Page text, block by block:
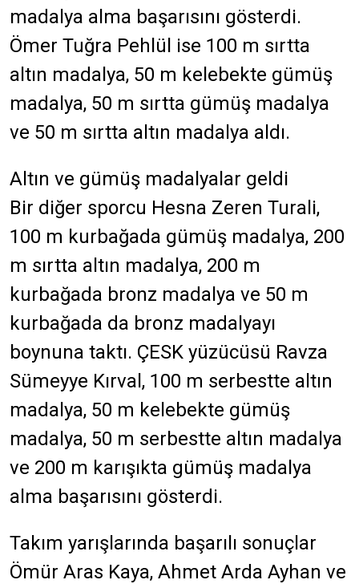
madalya alma başarısını gösterdi.
Ömer Tuğra Pehlül ise 100 m sırtta
altın madalya, 50 m kelebekte gümüş
madalya, 50 m sırtta gümüş madalya
ve 50 m sırtta altın madalya aldı.
Altın ve gümüş madalyalar geldi
Bir diğer sporcu Hesna Zeren Turali,
100 m kurbağada gümüş madalya, 200
m sırtta altın madalya, 200 m
kurbağada bronz madalya ve 50 m
kurbağada da bronz madalyayı
boynuna taktı. ÇESK yüzücüsü Ravza
Sümeyye Kırval, 100 m serbestte altın
madalya, 50 m kelebekte gümüş
madalya, 50 m serbestte altın madalya
ve 200 m karışıkta gümüş madalya
alma başarısını gösterdi.
Takım yarışlarında başarılı sonuçlar
Ömür Aras Kaya, Ahmet Arda Ayhan ve